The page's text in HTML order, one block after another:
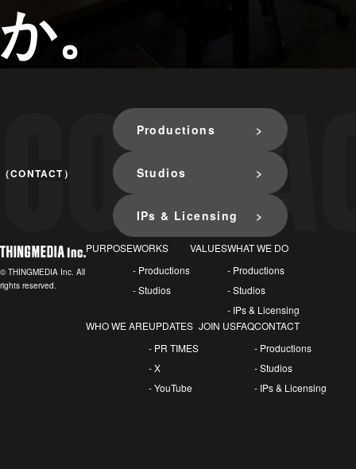
か。
（CONTACT）
Productions
Studios
IPs & Licensing
© THINGMEDIA Inc. All
rights reserved.
PURPOSEWORKS
- Productions
- Studios
VALUESWHAT WE DO
- Productions
- Studios
- IPs & Licensing
WHO WE AREUPDATES
- PR TIMES
- X
- YouTube
JOIN USFAQCONTACT
- Productions
- Studios
- IPs & Licensing